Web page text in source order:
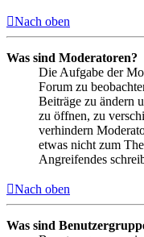
Nach oben
Was sind Moderatoren?
Die Aufgabe der
Forum zu
Beiträge zu ändern
zu öffnen, zu
verhindern
etwas nicht zum
Angreifendes
Nach oben
Was sind